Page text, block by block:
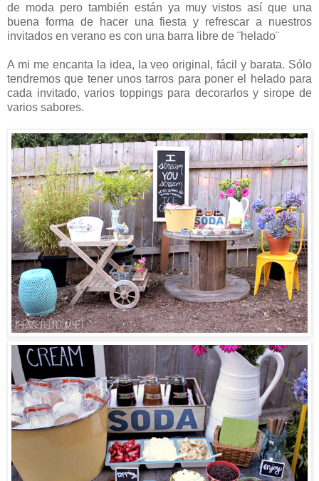
de moda pero también están ya muy vistos así que una
buena forma de hacer una fiesta y refrescar a nuestros
invitados en verano es con una barra libre de ¨helado¨
A mi me encanta la idea, la veo original, fácil y barata. Sólo
tendremos que tener unos tarros para poner el helado para
cada invitado, varios toppings para decorarlos y sirope de
varios sabores.